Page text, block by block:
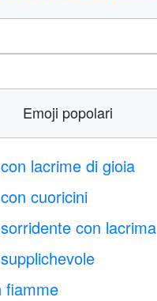
Emoji popolari
lacrime di gioia
cuoricini
con lacrima
fiamme